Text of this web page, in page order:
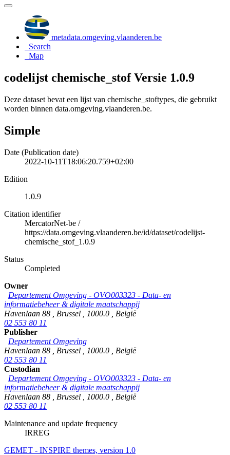
metadata.omgeving.vlaanderen.be
Search
Map
codelijst chemische_stof Versie 1.0.9
Deze dataset bevat een lijst van chemische_stoftypes, die gebruikt
worden binnen data.omgeving.vlaanderen.be.
Simple
Date (Publication date)
2022-10-11T18:06:20.759+02:00
Edition
1.0.9
Citation identifier
MercatorNet-be /
https://data.omgeving.vlaanderen.be/id/dataset/codelijst-
chemische_stof_1.0.9
Status
Completed
Owner
Departement Omgeving - OVO003323 - Data- en
informatiebeheer & digitale maatschappij
Havenlaan 88
Brussel 1000.0
België
02 553 80 11
Publisher
Departement Omgeving
Havenlaan 88
Brussel 1000.0
België
02 553 80 11
Custodian
Departement Omgeving - OVO003323 - Data- en
informatiebeheer & digitale maatschappij
Havenlaan 88
Brussel 1000.0
België
02 553 80 11
Maintenance and update frequency
IRREG
GEMET - INSPIRE themes, version 1.0